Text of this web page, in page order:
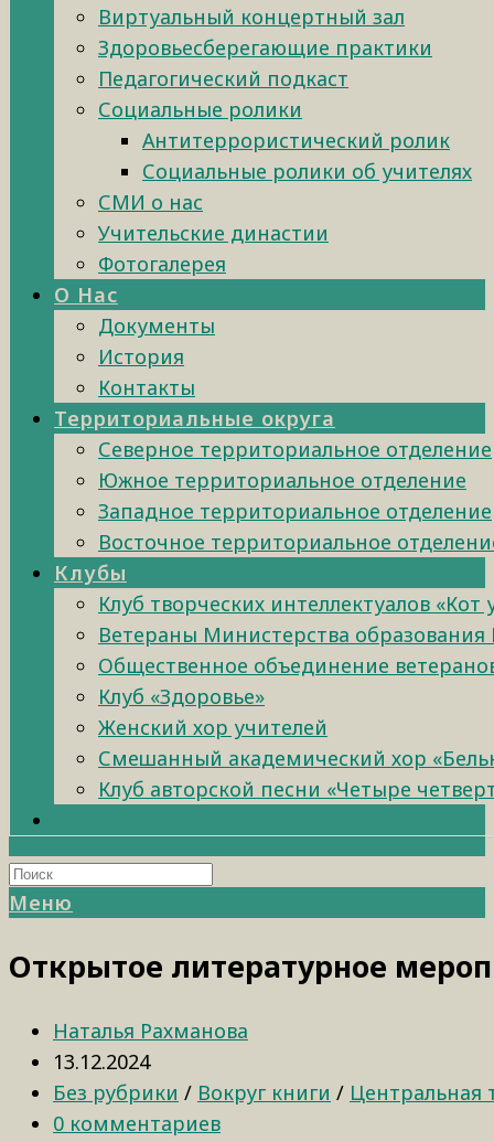
Виртуальный концертный зал
Здоровьесберегающие практики
Педагогический подкаст
Социальные ролики
Антитеррористический ролик
Социальные ролики об учителях
СМИ о нас
Учительские династии
Фотогалерея
О Нас
Документы
История
Контакты
Территориальные округа
Северное территориальное отделение
Южное территориальное отделение
Западное территориальное отделение
Восточное территориальное
Клубы
Клуб творческих интеллектуалов «Кот
Ветераны Министерства образования
Общественное объединение
Клуб «Здоровье»
Женский хор учителей
Смешанный академический хор
Клуб авторской песни «Четыре
Меню
Открытое литературное
Наталья Рахманова
13.12.2024
Без рубрики / Вокруг книги / Центральная
0 комментариев